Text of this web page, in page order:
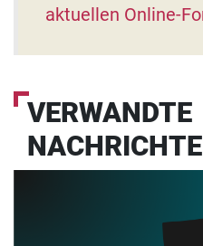
aktuellen Online-
VERWANDTE